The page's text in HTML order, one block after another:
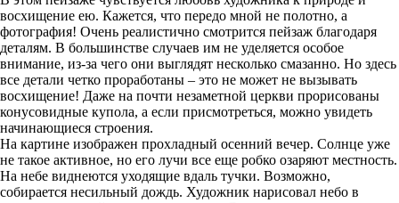
восхищение ею. Кажется, что передо мной не полотно, а
фотография! Очень реалистично смотрится пейзаж благодаря
деталям. В большинстве случаев им не уделяется особое
внимание, из-за чего они выглядят несколько смазанно. Но здесь
все детали четко проработаны – это не может не вызывать
восхищение! Даже на почти незаметной церкви прорисованы
конусовидные купола, а если присмотреться, можно увидеть
начинающиеся строения.
На картине изображен прохладный осенний вечер. Солнце уже
не такое активное, но его лучи все еще робко озаряют местность.
На небе виднеются уходящие вдаль тучки. Возможно,
собирается несильный дождь. Художник нарисовал небо в